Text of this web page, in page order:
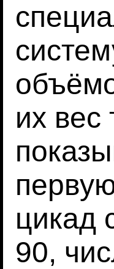
их
цикад
90,